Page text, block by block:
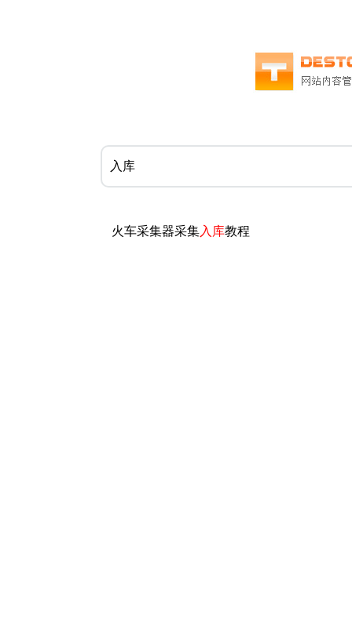
火车采集器采集入库教程